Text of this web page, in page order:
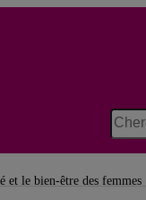
et le bien-être des femmes